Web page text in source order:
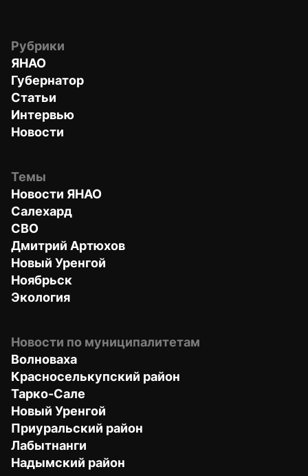
Рубрики
ЯНАО
Губернатор
Статьи
Интервью
Новости
Темы
Новости ЯНАО
Салехард
СВО
Дмитрий Артюхов
Новый Уренгой
Ноябрьск
Экология
Новости по муниципалитетам
Волноваха
Красноселькупский район
Тарко-Сале
Новый Уренгой
Приуральский район
Лабытнанги
Надымский район